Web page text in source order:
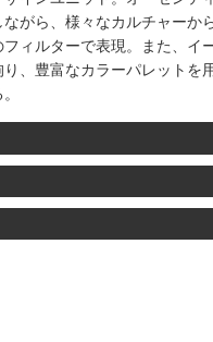
ながら、様々なカルチャーか
ィルターで表現。また、イ
、豊富なカラーパレットを